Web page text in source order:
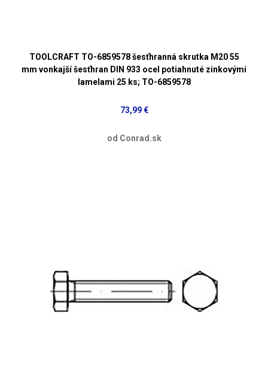
TOOLCRAFT TO-6859578 šesťhranná skrutka M20 55
mm vonkajší šesťhran DIN 933 ocel potiahnuté zinkovými
lamelami 25 ks; TO-6859578
73,99 €
od Conrad.sk